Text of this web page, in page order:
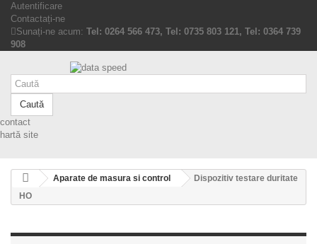
Autentificare
Contactați-ne
Sunați-ne acum: Tel: 0264 566 473, Tel: 0735 803 121, Tel: 0364 739
908
Caută
contact
hartă site
Aparate de masura si control
Dispozitiv testare duritate
HO